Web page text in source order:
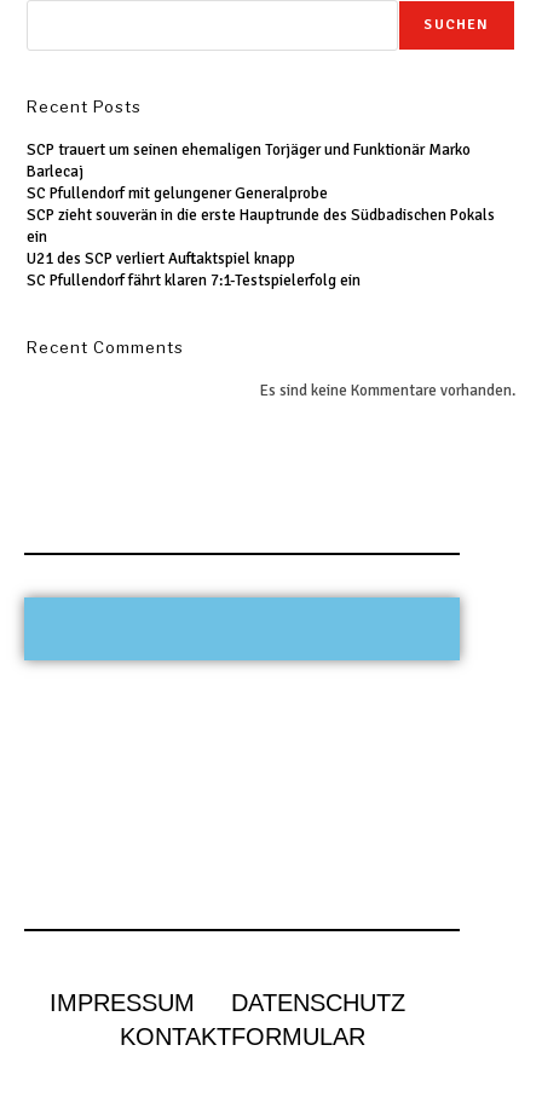
SUCHEN
Recent Posts
SCP trauert um seinen ehemaligen Torjäger und Funktionär Marko
Barlecaj
SC Pfullendorf mit gelungener Generalprobe
SCP zieht souverän in die erste Hauptrunde des Südbadischen Pokals
ein
U21 des SCP verliert Auftaktspiel knapp
SC Pfullendorf fährt klaren 7:1-Testspielerfolg ein
Recent Comments
Es sind keine Kommentare vorhanden.
IMPRESSUM
DATENSCHUTZ
KONTAKTFORMULAR